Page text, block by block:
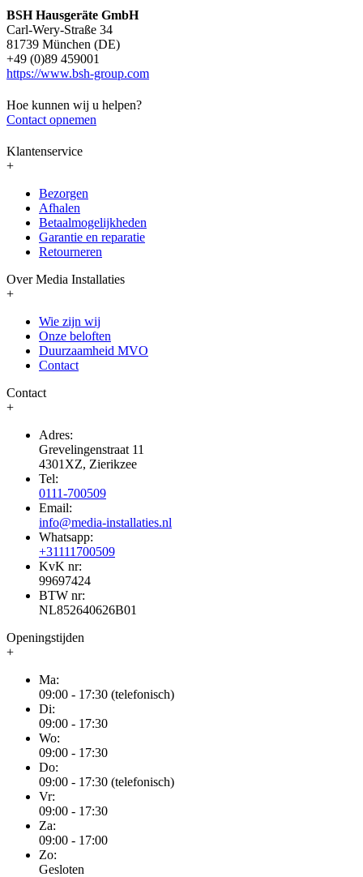
BSH Hausgeräte GmbH
Carl-Wery-Straße 34
81739 München (DE)
+49 (0)89 459001
https://www.bsh-group.com
Hoe kunnen wij u helpen?
Contact opnemen
Klantenservice
+
Bezorgen
Afhalen
Betaalmogelijkheden
Garantie en reparatie
Retourneren
Over Media Installaties
+
Wie zijn wij
Onze beloften
Duurzaamheid MVO
Contact
Contact
+
Adres:
Grevelingenstraat 11
4301XZ, Zierikzee
Tel:
0111-700509
Email:
info@media-installaties.nl
Whatsapp:
+31111700509
KvK nr:
99697424
BTW nr:
NL852640626B01
Openingstijden
+
Ma:
09:00 - 17:30 (telefonisch)
Di:
09:00 - 17:30
Wo:
09:00 - 17:30
Do:
09:00 - 17:30 (telefonisch)
Vr:
09:00 - 17:30
Za:
09:00 - 17:00
Zo:
Gesloten